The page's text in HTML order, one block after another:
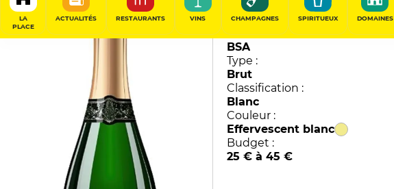
LA
PLACE
ACTUALITÉS RESTAURANTS VINS CHAMPAGNES SPIRITUEUX DOMAINES
91/100
Champagne
Millésime :
BSA
Type :
Brut
Classification :
Blanc
Couleur :
Effervescent blanc
Budget :
25 € à 45 €